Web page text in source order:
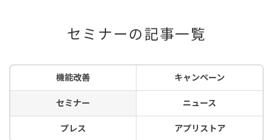
セミナーの記事一覧
機能改善 キャンペーン
セミナー ニュース
プレス アプリストア